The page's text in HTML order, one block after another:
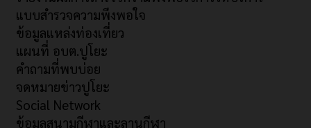
แบบสำรวจความพึงพอใจ
ข้อมูลแหล่งท่องเที่ยว
แผนที่ อบต.ปูโยะ
คำถามที่พบบ่อย
จดหมายข่าวปูโยะ
Social Network
ข้อมูลสนามกีฬาและลานกีฬา